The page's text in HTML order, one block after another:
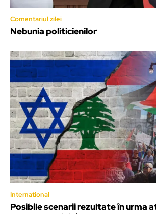
Comentariul zilei
Nebunia politicienilor
International
Posibile scenarii rezultate în urma